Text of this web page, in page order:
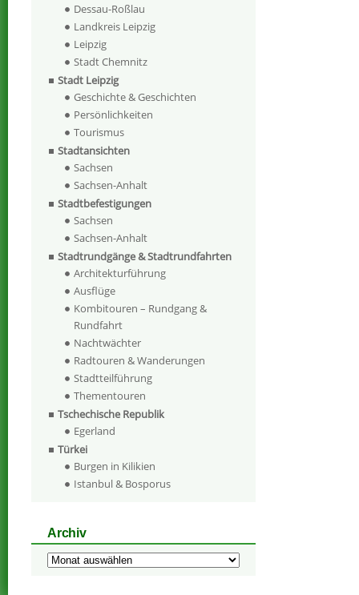
Dessau-Roßlau
Landkreis Leipzig
Leipzig
Stadt Chemnitz
Stadt Leipzig
Geschichte & Geschichten
Persönlichkeiten
Tourismus
Stadtansichten
Sachsen
Sachsen-Anhalt
Stadtbefestigungen
Sachsen
Sachsen-Anhalt
Stadtrundgänge & Stadtrundfahrten
Architekturführung
Ausflüge
Kombitouren – Rundgang &
Rundfahrt
Nachtwächter
Radtouren & Wanderungen
Stadtteilführung
Thementouren
Tschechische Republik
Egerland
Türkei
Burgen in Kilikien
Istanbul & Bosporus
Archiv
Archiv